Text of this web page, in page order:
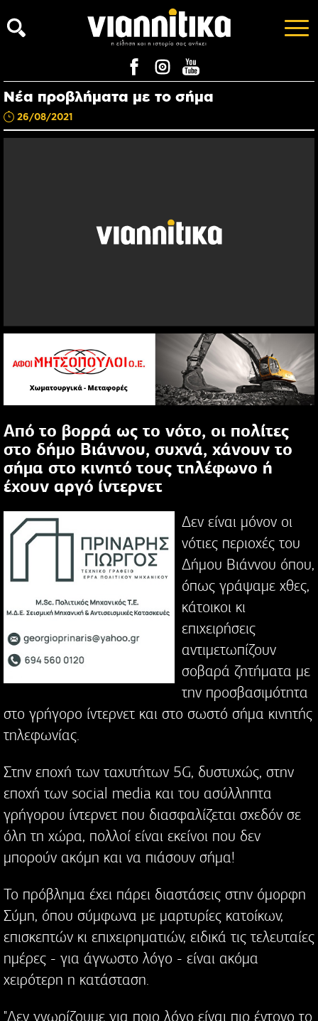
Νέα προβλήματα με το σήμα
26/08/2021
Από το βορρά ως το νότο, οι πολίτες
στο δήμο Βιάννου, συχνά, χάνουν το
σήμα στο κινητό τους τηλέφωνο ή
έχουν αργό ίντερνετ
Δεν είναι μόνον οι
νότιες περιοχές του
Δήμου Βιάννου όπου,
όπως γράψαμε χθες,
κάτοικοι κι
επιχειρήσεις
αντιμετωπίζουν
σοβαρά ζητήματα με
την προσβασιμότητα
στο γρήγορο ίντερνετ και στο σωστό σήμα κινητής
τηλεφωνίας.
Στην εποχή των ταχυτήτων 5G, δυστυχώς, στην
εποχή των social media και του ασύλληπτα
γρήγορου ίντερνετ που διασφαλίζεται σχεδόν σε
όλη τη χώρα, πολλοί είναι εκείνοι που δεν
μπορούν ακόμη και να πιάσουν σήμα!
Το πρόβλημα έχει πάρει διαστάσεις στην όμορφη
Σύμη, όπου σύμφωνα με μαρτυρίες κατοίκων,
επισκεπτών κι επιχειρηματιών, ειδικά τις τελευταίες
ημέρες - για άγνωστο λόγο - είναι ακόμα
χειρότερη η κατάσταση.
"Δεν γνωρίζουμε για ποιο λόγο είναι πιο έντονο το